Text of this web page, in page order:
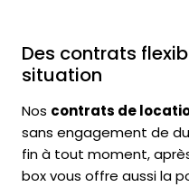
Des contrats
situation
Nos contrats de
sans engagement de
fin à tout moment,
box vous offre aussi la